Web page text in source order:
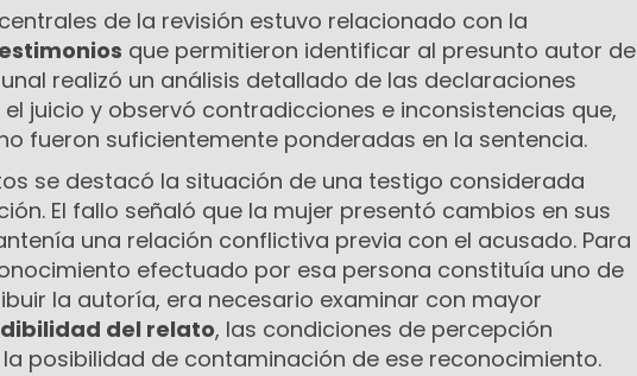
de la revisión estuvo relacionado con la
que permitieron identificar al presunto autor de
realizó un análisis detallado de las declaraciones
juicio y observó contradicciones e inconsistencias que,
fueron suficientemente ponderadas en la sentencia.
se destacó la situación de una testigo considerada
El fallo señaló que la mujer presentó cambios en sus
una relación conflictiva previa con el acusado. Para
efectuado por esa persona constituía uno de
la autoría, era necesario examinar con mayor
del relato, las condiciones de percepción
posibilidad de contaminación de ese reconocimiento.